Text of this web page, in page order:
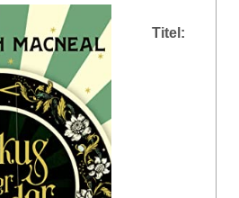
Titel: